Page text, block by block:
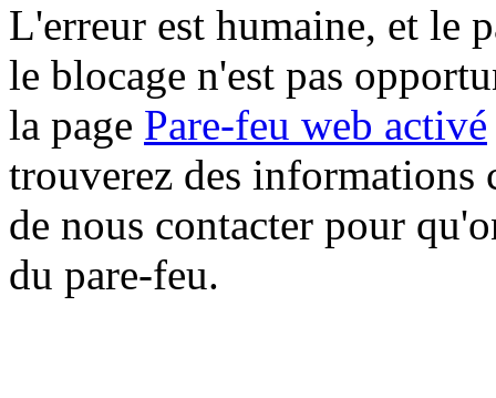
L'erreur est humaine, et le
le blocage n'est pas
la page Pare-feu web activé
trouverez des informations
de nous contacter pour
du pare-feu.